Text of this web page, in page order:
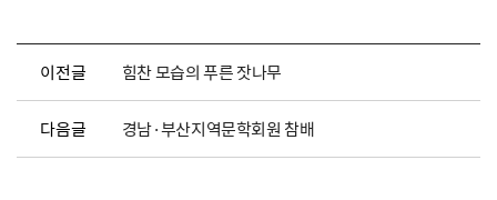
이전글 힘찬 모습의 푸른 잣나무
다음글 경남·부산지역문학회원 참배